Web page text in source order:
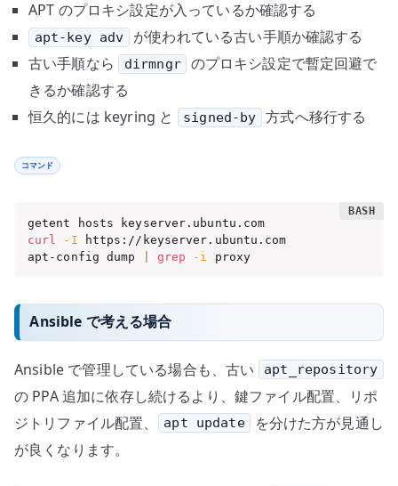
APT のプロキシ設定が入っているか確認する
apt-key adv
が使われている古い手順か確認する
古い手順なら
dirmngr
のプロキシ設定で暫定回避で
きるか確認する
恒久的には keyring と
signed-by 方式へ移行する
コマンド
curl
-I https://keyserver.ubuntu.com
apt-config dump
grep -i proxy
Ansible で考える場合
Ansible で管理している場合も、古い apt_repository
の PPA 追加に依存し続けるより、鍵ファイル配置、リポ
ジトリファイル配置、
apt update
を分けた方が見通し
が良くなります。